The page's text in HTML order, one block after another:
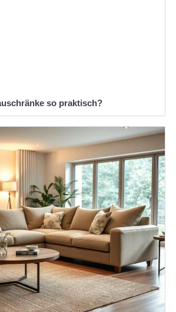
so praktisch?